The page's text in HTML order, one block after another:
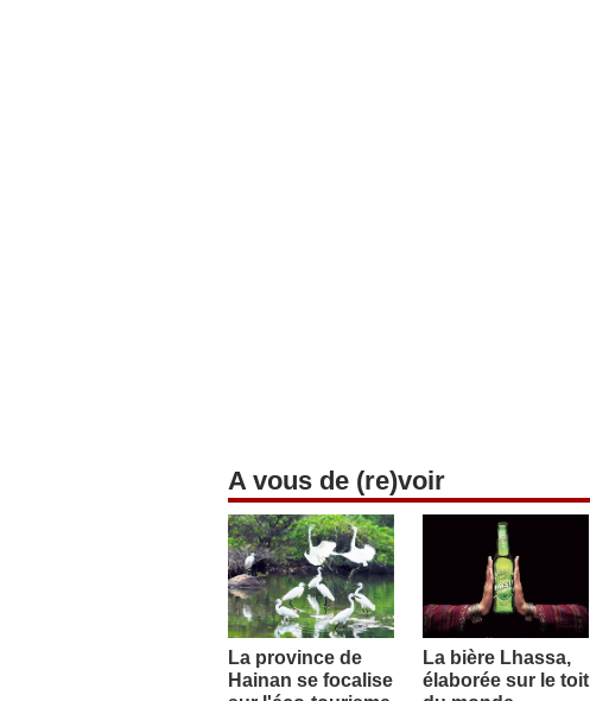
A vous de (re)voir
La province de
Hainan se focalise
La bière Lhassa,
élaborée sur le toit